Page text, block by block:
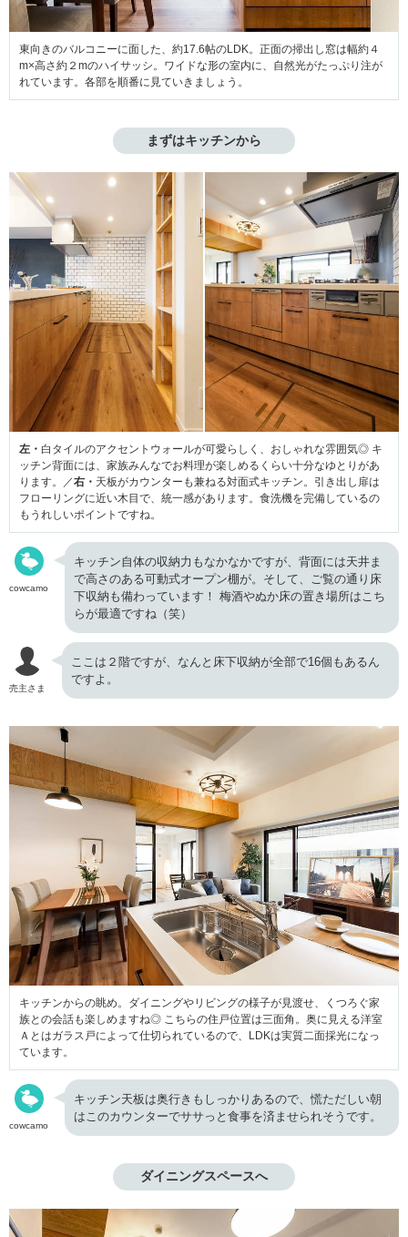
東向きのバルコニーに面した、約17.6帖のLDK。正面の掃出し窓は幅約４
m×高さ約２mのハイサッシ。ワイドな形の室内に、自然光がたっぷり注が
れています。各部を順番に見ていきましょう。
まずはキッチンから
左・ 白タイルのアクセントウォールが可愛らしく、おしゃれな雰囲気◎ キ
ッチン背面には、家族みんなでお料理が楽しめるくらい十分なゆとりがあ
ります。／右・ 天板がカウンターも兼ねる対面式キッチン。引き出し扉は
フローリングに近い木目で、統一感があります。食洗機を完備しているの
もうれしいポイントですね。
cowcamo
キッチン自体の収納力もなかなかですが、背面には天井ま
で高さのある可動式オープン棚が。そして、ご覧の通り床
下収納も備わっています！ 梅酒やぬか床の置き場所はこち
らが最適ですね（笑）
売主さま
ここは２階ですが、なんと床下収納が全部で16個もあるん
ですよ。
キッチンからの眺め。ダイニングやリビングの様子が見渡せ、くつろぐ家
族との会話も楽しめますね◎ こちらの住戸位置は三面角。奥に見える洋室
Ａとはガラス戸によって仕切られているので、LDKは実質二面採光になっ
ています。
cowcamo
キッチン天板は奥行きもしっかりあるので、慌ただしい朝
はこのカウンターでササっと食事を済ませられそうです。
ダイニングスペースへ